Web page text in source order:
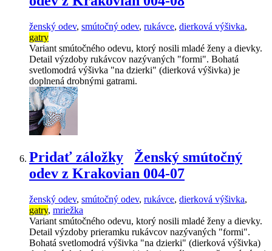
ženský odev, smútočný odev, rukávce, dierková výšivka,
gatry
Variant smútočného odevu, ktorý nosili mladé ženy a dievky.
Detail výzdoby rukávcov nazývaných "formi". Bohatá
svetlomodrá výšivka "na dzierki" (dierková výšivka) je
doplnená drobnými gatrami.
Pridať záložky
Ženský smútočný
odev z Krakovian 004-07
ženský odev, smútočný odev, rukávce, dierková výšivka,
gatry, mriežka
Variant smútočného odevu, ktorý nosili mladé ženy a dievky.
Detail výzdoby prieramku rukávcov nazývaných "formi".
Bohatá svetlomodrá výšivka "na dzierki" (dierková výšivka)